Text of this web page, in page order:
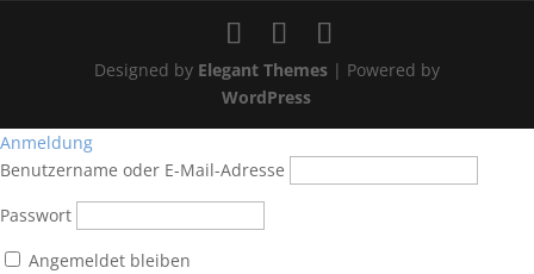
Designed by Elegant Themes| Powered by
WordPress
Anmeldung
Benutzername oder E-Mail-Adresse
Passwort
Angemeldet bleiben